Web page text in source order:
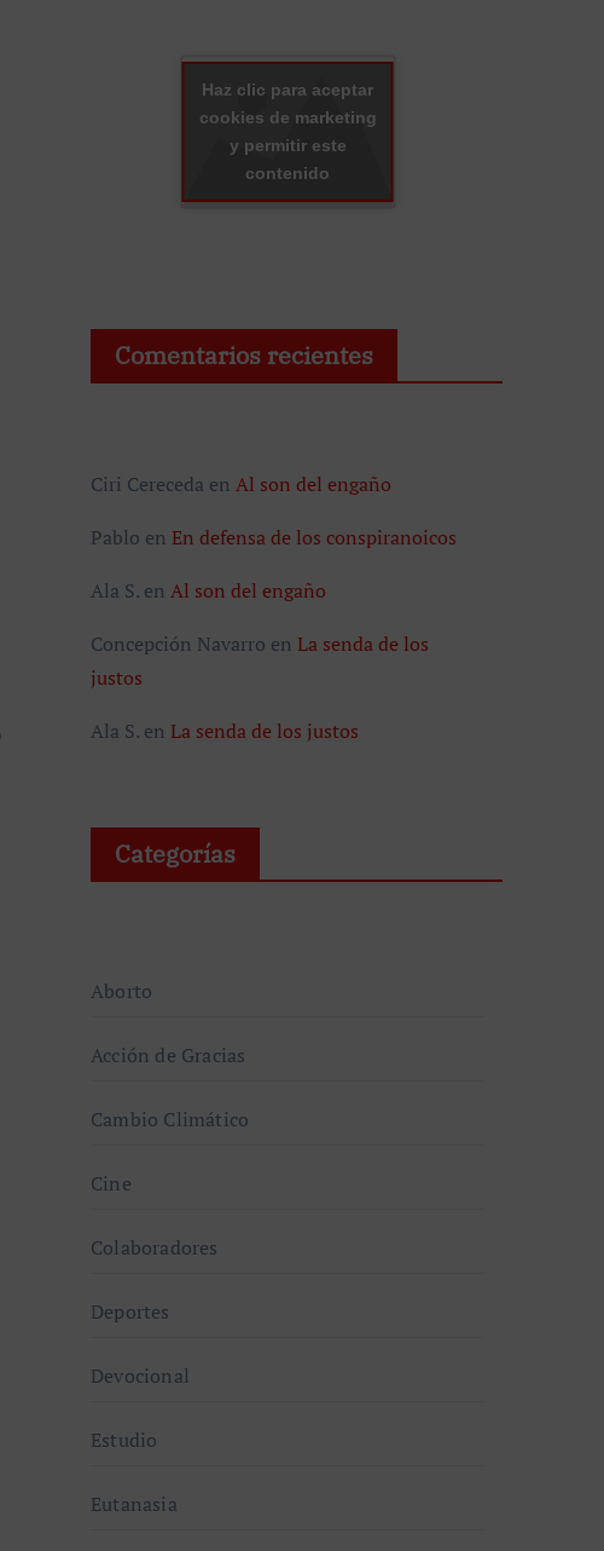
Haz clic para aceptar
cookies de marketing
y permitir este
contenido
Comentarios recientes
Ciri Cereceda en Al son del engaño
Pablo en En defensa de los conspiranoicos
Ala S. en Al son del engaño
Concepción Navarro en La senda de los
justos
Ala S. en La senda de los justos
Categorías
Aborto
Acción de Gracias
Cambio Climático
Cine
Colaboradores
Deportes
Devocional
Estudio
Eutanasia